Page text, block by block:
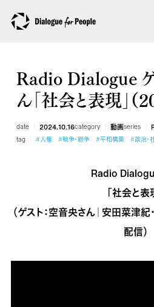
Radio Dialogue ゲ
ん「社会と表現」
date 2024.10.16category 動画series
tag #人権 #戦争・紛争 #平和構築 #政治・
Radio
「社会と表
（ゲスト：空音央さん｜安田菜津
配信）